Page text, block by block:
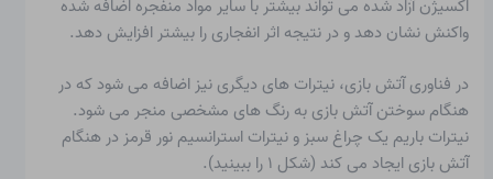
اکسیژن آزاد شده می تواند بیشتر با سایر مواد منفجره اضافه شده
واکنش نشان دهد و در نتیجه اثر انفجاری را بیشتر افزایش دهد.
در فناوری آتش بازی، نیترات های دیگری نیز اضافه می شود که در
هنگام سوختن آتش بازی به رنگ های مشخصی منجر می شود.
نیترات باریم یک چراغ سبز و نیترات استرانسیم نور قرمز در هنگام
آتش بازی ایجاد می کند (شکل ۱ را ببینید).